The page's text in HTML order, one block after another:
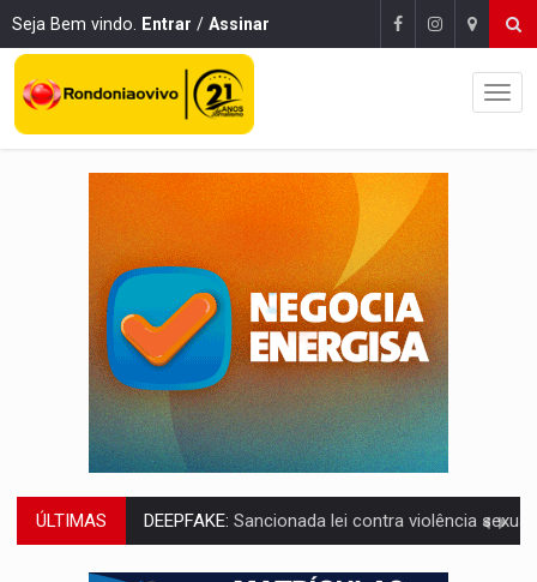
Seja Bem vindo. Entrar / Assinar
ÚLTIMAS COLEGIADO:Brasil e Rússia discutem energia nuclear, defesa e
URGENTE:Colisão entre caminhão e carro deixa quatro mortos e um em